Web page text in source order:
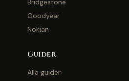
Bridgestone
Goodyear
Nokian
Guider
Alla guider